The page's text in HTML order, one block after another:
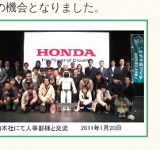
機会となりました。